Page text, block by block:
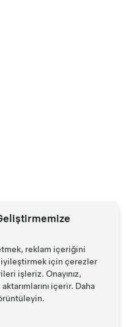
reklam içeriğini
için çerezler
işleriz. Onayınız,
içerir. Daha